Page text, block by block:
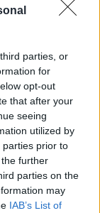
parties, or
for
opt-out
that after your
seeing
utilized by
parties prior to
further
parties on the
may
IAB’s List of